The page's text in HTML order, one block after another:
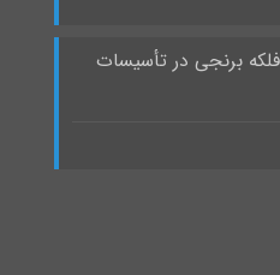
فلکه برنجی در تأسیسات